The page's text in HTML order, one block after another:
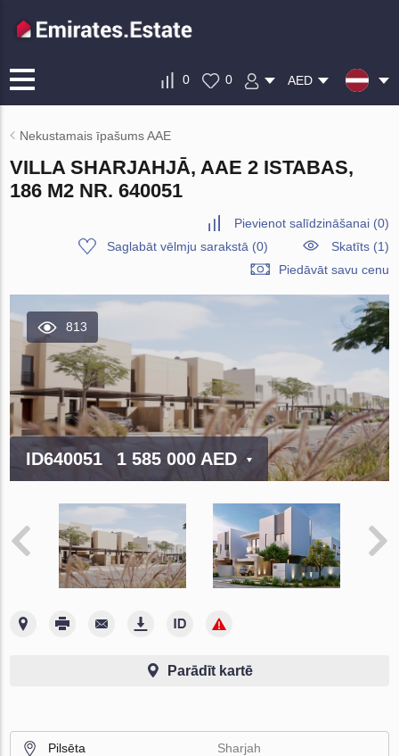
0 0 AED
Nekustamais īpašums AAE
VILLA SHARJAHJĀ, AAE 2 ISTABAS,
186 M2 NR. 640051
Pievienot salīdzināšanai(0)
Saglabāt vēlmju sarakstā (0)
Skatīts (1)
Piedāvāt savu cenu
813
ID640051 1 585 000 AED
Parādīt kartē
Pilsēta
Sharjah